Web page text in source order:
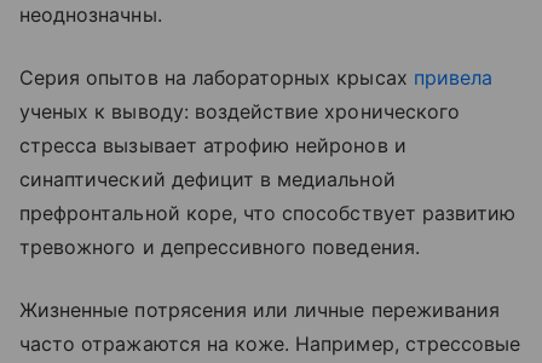
неоднозначны.
Серия опытов на лабораторных крысах привела
ученых к выводу: воздействие хронического
стресса вызывает атрофию нейронов и
синаптический дефицит в медиальной
префронтальной коре, что способствует развитию
тревожного и депрессивного поведения.
Жизненные потрясения или личные переживания
часто отражаются на коже. Например, стрессовые